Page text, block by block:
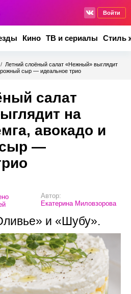
Войти
Кино ТВ и сериалы Стиль
/ Летний слоёный салат «Нежный» выглядит
сыр — идеальное трио
салат
на
авокадо и
—
Автор:
Екатерина Миловзорова
и «Шубу».